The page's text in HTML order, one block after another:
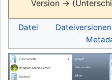
Version →
Datei Dateiversionen